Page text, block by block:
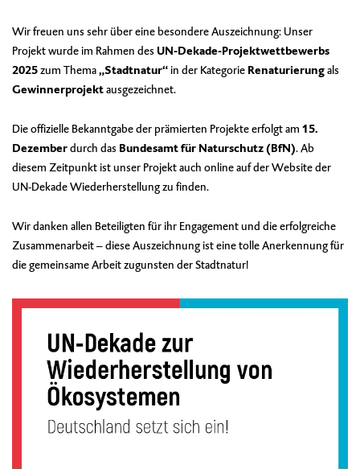
Wir freuen uns sehr über eine besondere Auszeichnung: Unser
Projekt wurde im Rahmen des UN-Dekade-Projektwettbewerbs
2025zum Thema„Stadtnatur“ in der Kategorie Renaturierungals
Gewinnerprojektausgezeichnet.
Die offizielle Bekanntgabe der prämierten Projekte erfolgt am 15.
Dezemberdurch das Bundesamt für Naturschutz (BfN). Ab
diesem Zeitpunkt ist unser Projekt auch online auf der Website der
UN-Dekade Wiederherstellung zu finden.
Wir danken allen Beteiligten für ihr Engagement und die erfolgreiche
Zusammenarbeit – diese Auszeichnung ist eine tolle Anerkennung für
die gemeinsame Arbeit zugunsten der Stadtnatur!